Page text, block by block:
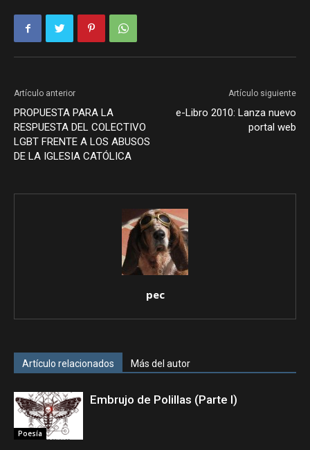
Artículo anterior
PROPUESTA PARA LA
RESPUESTA DEL COLECTIVO
LGBT FRENTE A LOS ABUSOS
DE LA IGLESIA CATÓLICA
Artículo siguiente
e-Libro 2010: Lanza nuevo
portal web
pec
Artículo relacionados Más del autor
Poesía
Embrujo de Polillas (Parte I)